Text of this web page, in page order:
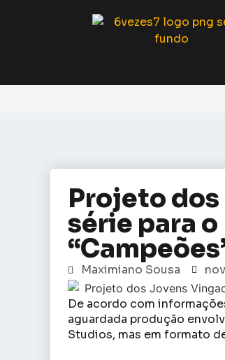
Projeto dos
série para o
Maximiano Sousa
De acordo com
aguardada produção
Studios, mas em formato